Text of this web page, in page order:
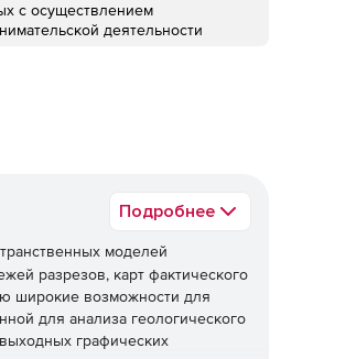
с осуществлением
деятельности
Подробнее
моделей
разрезов, карт фактического
широкие возможности для
для анализа геологического
графических